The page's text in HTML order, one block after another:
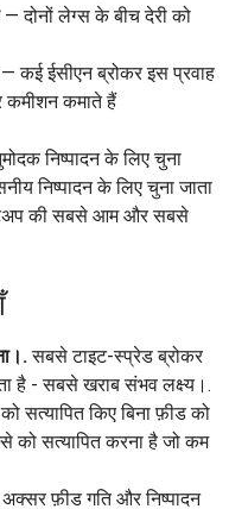
— दोनों लेग्स के बीच देरी को
कई ईसीएन ब्रोकर इस प्रवाह
कमीशन कमाते हैं
निष्पादन के लिए चुना
निष्पादन के लिए चुना जाता
की सबसे आम और सबसे
सबसे टाइट-स्प्रेड ब्रोकर
है - सबसे खराब संभव लक्ष्य।.
सत्यापित किए बिना फ़ीड को
को सत्यापित करना है जो कम
अक्सर फ़ीड गति और निष्पादन